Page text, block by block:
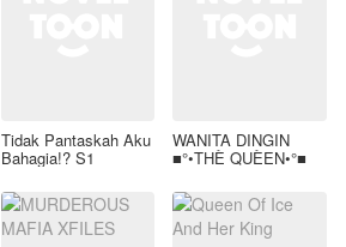
Tidak Pantaskah Aku
Bahagia!? S1
WANITA DINGIN
■°•THÈ QUÈEN•°■